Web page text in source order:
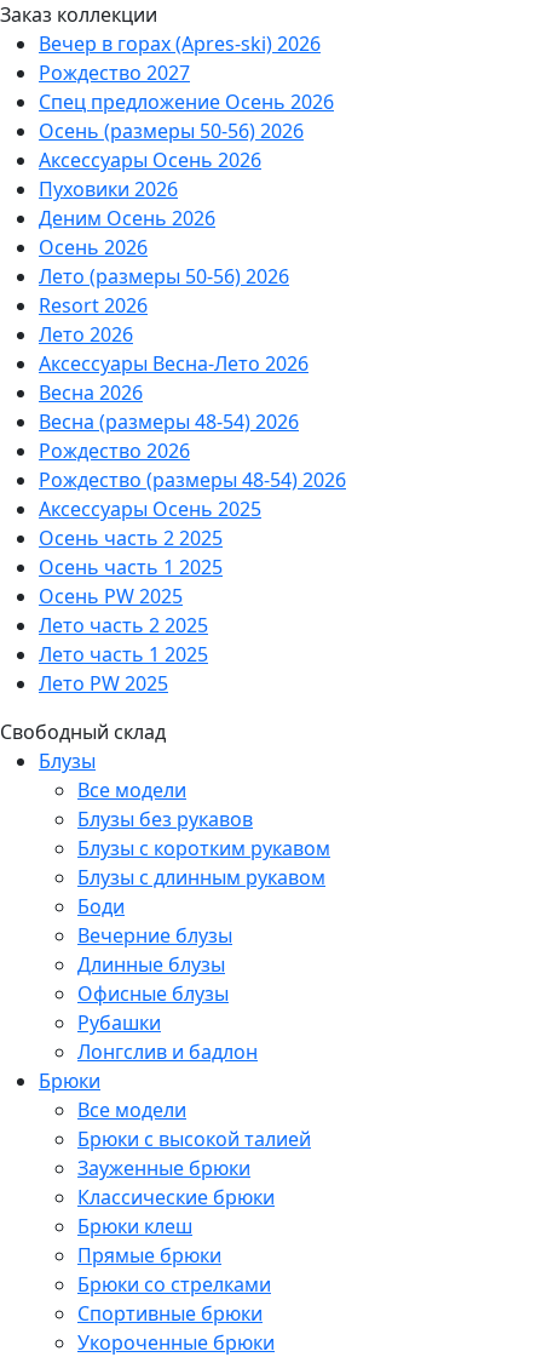
Заказ коллекции
Вечер в горах (Apres-ski) 2026
Рождество 2027
Спец предложение Осень 2026
Осень (размеры 50-56) 2026
Аксессуары Осень 2026
Пуховики 2026
Деним Осень 2026
Осень 2026
Лето (размеры 50-56) 2026
Resort 2026
Лето 2026
Аксессуары Весна-Лето 2026
Весна 2026
Весна (размеры 48-54) 2026
Рождество 2026
Рождество (размеры 48-54) 2026
Аксессуары Осень 2025
Осень часть 2 2025
Осень часть 1 2025
Осень PW 2025
Лето часть 2 2025
Лето часть 1 2025
Лето PW 2025
Свободный склад
Блузы
Все модели
Блузы без рукавов
Блузы с коротким рукавом
Блузы с длинным рукавом
Боди
Вечерние блузы
Длинные блузы
Офисные блузы
Рубашки
Лонгслив и бадлон
Брюки
Все модели
Брюки с высокой талией
Зауженные брюки
Классические брюки
Брюки клеш
Прямые брюки
Брюки со стрелками
Спортивные брюки
Укороченные брюки